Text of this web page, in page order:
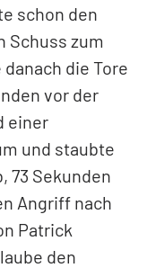
schon den
Schuss zum
die Tore
vor der
einer
und staubte
73 Sekunden
Angriff nach
Patrick
den